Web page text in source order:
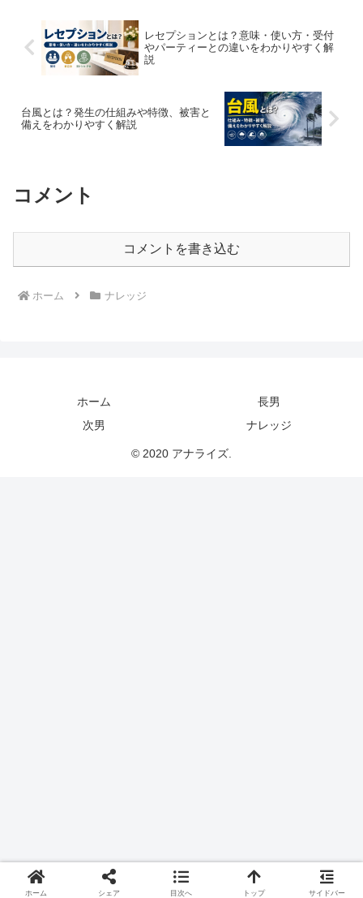
レセプションとは？意味・使い方・受付
やパーティーとの違いをわかりやすく解
説
台風とは？発生の仕組みや特徴、被害と
備えをわかりやすく解説
コメント
コメントを書き込む
ホーム ナレッジ
ホーム
長男
次男
ナレッジ
© 2020 アナライズ.
ホーム シェア 目次へ トップ サイドバー